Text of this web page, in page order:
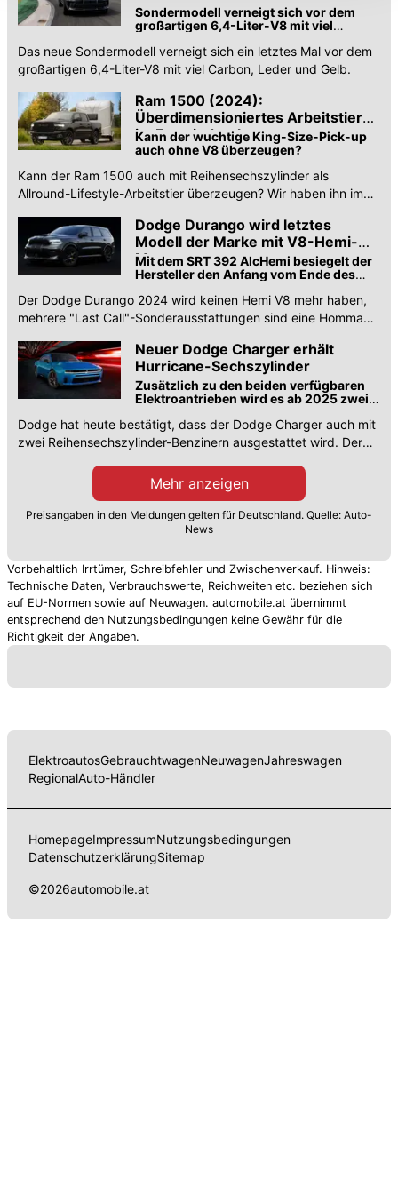
Datenschutzerklärunganpassen.
Sondermodell verneigt sich vor dem
großartigen 6,4-Liter-V8 mit viel
Das neue Sondermodell verneigt sich ein letztes Mal vor dem
großartigen 6,4-Liter-V8 mit viel Carbon, Leder und Gelb.
Ram 1500 (2024):
Überdimensioniertes Arbeitstier
im Ersteindruck
Kann der wuchtige King-Size-Pick-up
auch ohne V8 überzeugen?
Kann der Ram 1500 auch mit Reihensechszylinder als
Allround-Lifestyle-Arbeitstier überzeugen? Wir haben ihn im
Dodge Durango wird letztes
Modell der Marke mit V8-Hemi-
Motoren
Mit dem SRT 392 AlcHemi besiegelt der
Hersteller den Anfang vom Ende des
Der Dodge Durango 2024 wird keinen Hemi V8 mehr haben,
mehrere "Last Call"-Sonderausstattungen sind eine Hommage
Neuer Dodge Charger erhält
Hurricane-Sechszylinder
Zusätzlich zu den beiden verfügbaren
Elektroantrieben wird es ab 2025 zwei
Dodge hat heute bestätigt, dass der Dodge Charger auch mit
zwei Reihensechszylinder-Benzinern ausgestattet wird. Der
Mehr anzeigen
Preisangaben in den Meldungen gelten für Deutschland. Quelle: Auto-
News
Vorbehaltlich Irrtümer, Schreibfehler und Zwischenverkauf. Hinweis:
Technische Daten, Verbrauchswerte, Reichweiten etc. beziehen sich
auf EU-Normen sowie auf Neuwagen. automobile.at übernimmt
entsprechend den Nutzungsbedingungen keine Gewähr für die
Richtigkeit der Angaben.
ElektroautosGebrauchtwagenNeuwagenJahreswagen
RegionalAuto-Händler
HomepageImpressumNutzungsbedingungen
DatenschutzerklärungSitemap
©2026automobile.at